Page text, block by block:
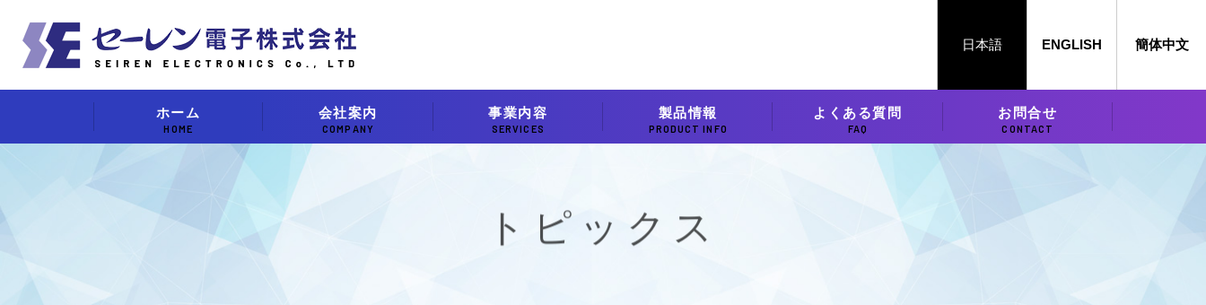
日本語 ENGLISH 簡体中文
ホーム
HOME
会社案内
COMPANY
事業内容
SERVICES
製品情報
PRODUCT INFO
よくある質問
FAQ
お問合せ
CONTACT
トピックス